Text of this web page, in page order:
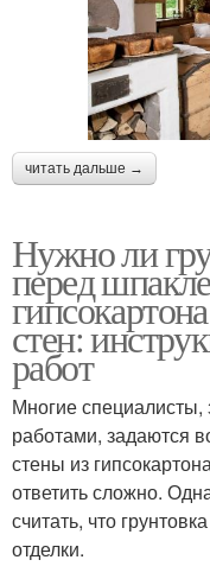
читать дальше →
Нужно ли
перед
стен:
работ
Многие
работами, задаются
стены из
ответить сложно.
считать, что
отделки.